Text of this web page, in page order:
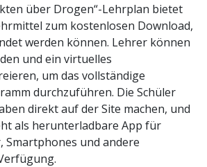
über Drogen“-Lehrplan bietet
zum kostenlosen Download,
werden können. Lehrer können
und ein virtuelles
um das vollständige
durchzuführen. Die Schüler
direkt auf der Site machen, und
als herunterladbare App für
Smartphones und andere